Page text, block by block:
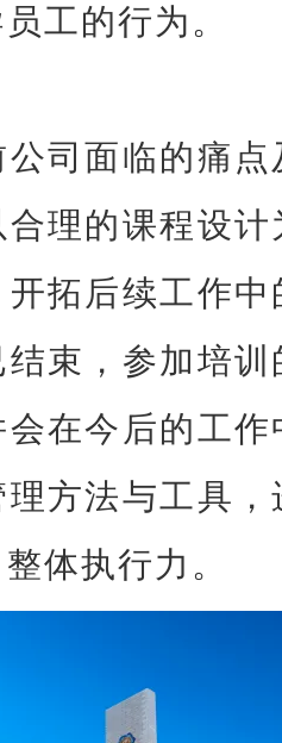
工的行为。
司面临的痛
理的课程设
拓后续工作
束，参加培
在今后的工
方法与工具
体执行力。